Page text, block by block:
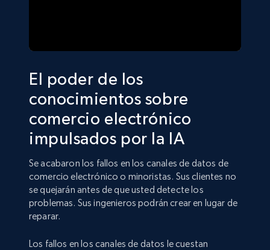
El poder de los
conocimientos sobre
comercio electrónico
impulsados por la IA
Se acabaron los fallos en los canales de datos de
comercio electrónico o minoristas. Sus clientes no
se quejarán antes de que usted detecte los
problemas. Sus ingenieros podrán crear en lugar de
reparar.
Los fallos en los canales de datos le cuestan